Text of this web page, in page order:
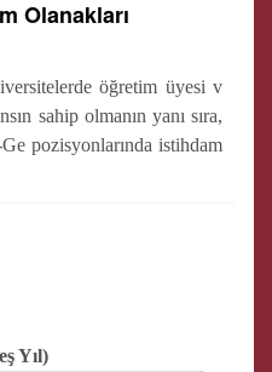
Olanakları
öğretim üyesi v
sahip olmanın yanı sıra,
pozisyonlarında istihdam
Yıl)